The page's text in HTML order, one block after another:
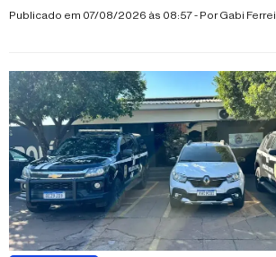
história e o futuro da cidade
Publicado em 07/08/2026 às 08:57 - PorGabi